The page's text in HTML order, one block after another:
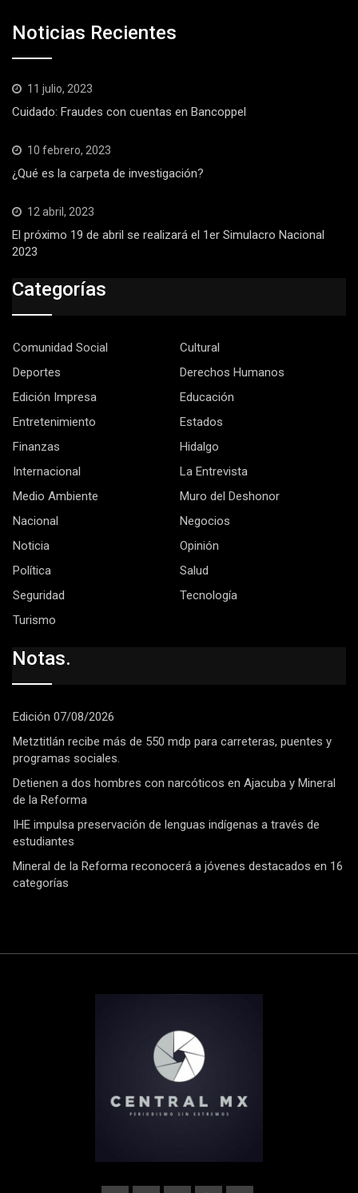
Noticias Recientes
11 julio, 2023
Cuidado: Fraudes con cuentas en Bancoppel
10 febrero, 2023
¿Qué es la carpeta de investigación?
12 abril, 2023
El próximo 19 de abril se realizará el 1er Simulacro Nacional
2023
Categorías
Comunidad Social
Cultural
Deportes
Derechos Humanos
Edición Impresa
Educación
Entretenimiento
Estados
Finanzas
Hidalgo
Internacional
La Entrevista
Medio Ambiente
Muro del Deshonor
Nacional
Negocios
Noticia
Opinión
Política
Salud
Seguridad
Tecnología
Turismo
Notas.
Edición 07/08/2026
Metztitlán recibe más de 550 mdp para carreteras, puentes y
programas sociales.
Detienen a dos hombres con narcóticos en Ajacuba y Mineral
de la Reforma
IHE impulsa preservación de lenguas indígenas a través de
estudiantes
Mineral de la Reforma reconocerá a jóvenes destacados en 16
categorías